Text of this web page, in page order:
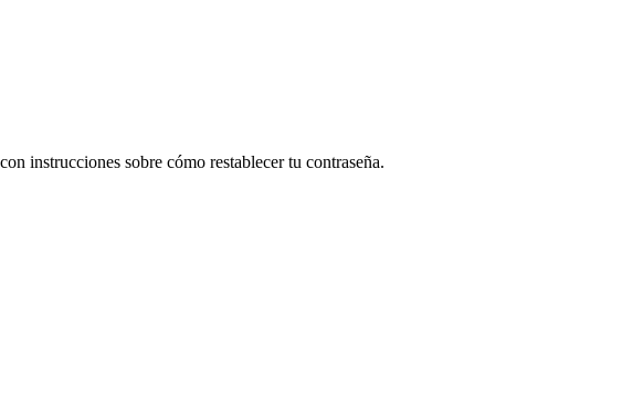
instrucciones sobre cómo restablecer tu contraseña.